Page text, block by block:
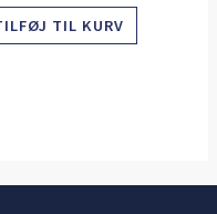
TIL KURV